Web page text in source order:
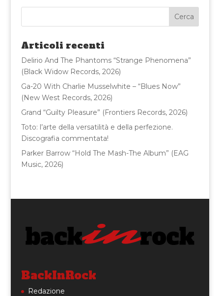
e
b
o
o
k
te
r
l
di
vi
di
Articoli recenti
Delirio And The Phantoms “Strange Phenomena”
(Black Widow Records, 2026)
Ga-20 With Charlie Musselwhite – “Blues Now”
(New West Records, 2026)
Grand “Guilty Pleasure” (Frontiers Records, 2026)
Toto: l’arte della versatilità e della perfezione.
Discografia commentata!
Parker Barrow “Hold The Mash-The Album” (EAG
Music, 2026)
BackInRock
Redazione